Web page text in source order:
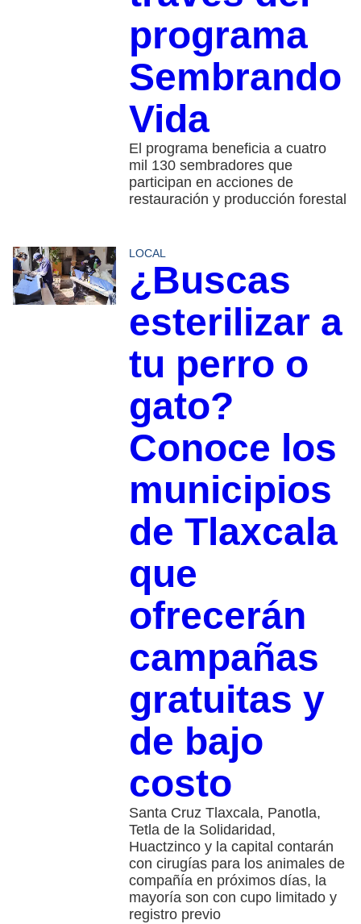
programa
Sembrando
Vida
El programa beneficia a cuatro
mil 130 sembradores que
participan en acciones de
restauración y producción forestal
LOCAL
¿Buscas
esterilizar a
tu perro o
gato?
Conoce los
municipios
de Tlaxcala
que
ofrecerán
campañas
gratuitas y
de bajo
costo
Santa Cruz Tlaxcala, Panotla,
Tetla de la Solidaridad,
Huactzinco y la capital contarán
con cirugías para los animales de
compañía en próximos días, la
mayoría son con cupo limitado y
registro previo